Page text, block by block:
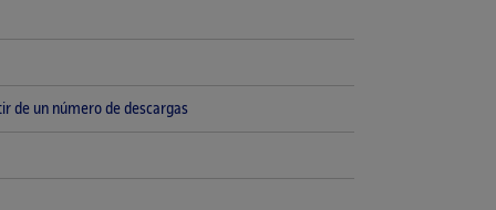
de un número de descargas